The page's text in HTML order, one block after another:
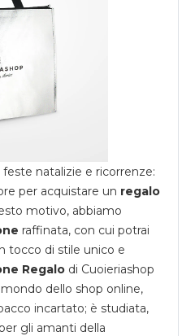
natalizie e ricorrenze:
per acquistare un regalo
motivo, abbiamo
raffinata, con cui potrai
tocco di stile unico e
Regalo di Cuoieriashop
dello shop online,
incartato; è studiata,
gli amanti della